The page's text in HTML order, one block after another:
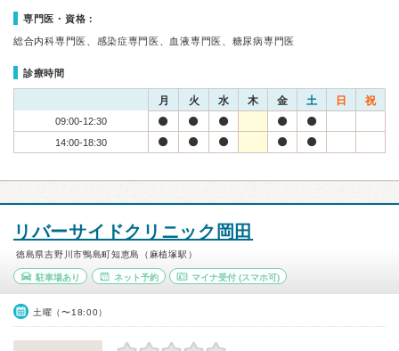
専門医・資格：
総合内科専門医、感染症専門医、血液専門医、糖尿病専門医
診療時間
月 火 水 木 金 土 日 祝
09:00-12:30
14:00-18:30
リバーサイドクリニック岡田
徳島県吉野川市鴨島町知恵島（麻植塚駅）
駐車場あり ネット予約 マイナ受付 (スマホ可)
土曜（〜18:00）